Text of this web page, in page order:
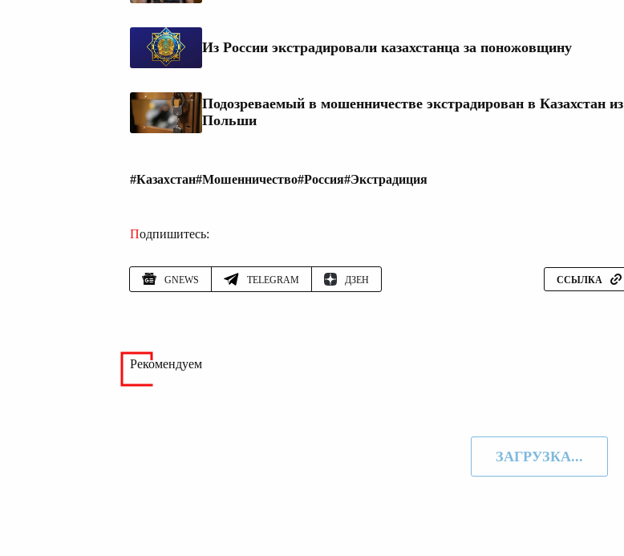
Из России экстрадировали казахстанца за поножовщину
Подозреваемый в мошенничестве экстрадирован в Казахстан из
Польши
#Казахстан#Мошенничество#Россия#Экстрадиция
Подпишитесь:
GNEWS TELEGRAM ДЗЕН ССЫЛКА
Рекомендуем
ЗАГРУЗКА...